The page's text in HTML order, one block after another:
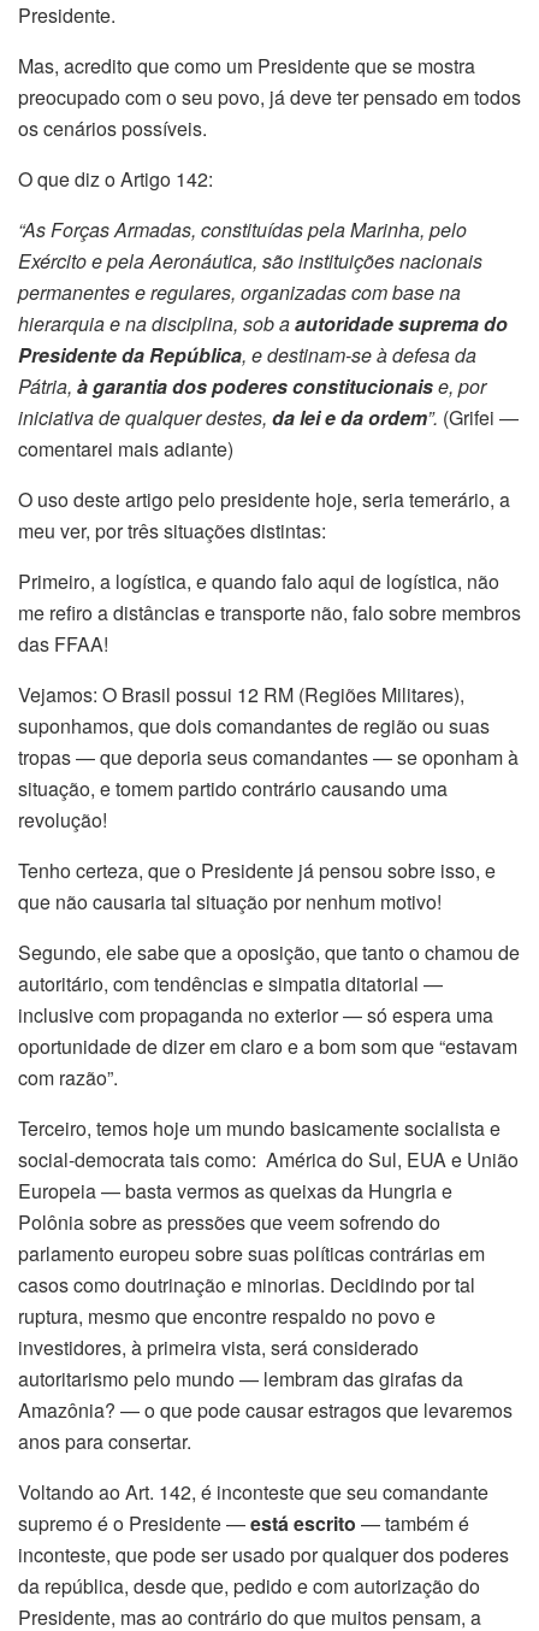
Presidente.
Mas, acredito que como um Presidente que se mostra
preocupado com o seu povo, já deve ter pensado em todos
os cenários possíveis.
O que diz o Artigo 142:
“As Forças Armadas, constituídas pela Marinha, pelo
Exército e pela Aeronáutica, são instituições nacionais
permanentes e regulares, organizadas com base na
hierarquia e na disciplina, sob aautoridade suprema do
Presidente da República, e destinam-se à defesa da
Pátria, à garantia dos poderes constitucionaise, por
iniciativa de qualquer destes, da lei e da ordem”. (Grifei —
comentarei mais adiante)
O uso deste artigo pelo presidente hoje, seria temerário, a
meu ver, por três situações distintas:
Primeiro, a logística, e quando falo aqui de logística, não
me refiro a distâncias e transporte não, falo sobre membros
das FFAA!
Vejamos: O Brasil possui 12 RM (Regiões Militares),
suponhamos, que dois comandantes de região ou suas
tropas — que deporia seus comandantes — se oponham à
situação, e tomem partido contrário causando uma
revolução!
Tenho certeza, que o Presidente já pensou sobre isso, e
que não causaria tal situação por nenhum motivo!
Segundo, ele sabe que a oposição, que tanto o chamou de
autoritário, com tendências e simpatia ditatorial —
inclusive com propaganda no exterior — só espera uma
oportunidade de dizer em claro e a bom som que “estavam
com razão”.
Terceiro, temos hoje um mundo basicamente socialista e
social-democrata tais como: América do Sul, EUA e União
Europeia — basta vermos as queixas da Hungria e
Polônia sobre as pressões que veem sofrendo do
parlamento europeu sobre suas políticas contrárias em
casos como doutrinação e minorias. Decidindo por tal
ruptura, mesmo que encontre respaldo no povo e
investidores, à primeira vista, será considerado
autoritarismo pelo mundo — lembram das girafas da
Amazônia? — o que pode causar estragos que levaremos
anos para consertar.
Voltando ao Art. 142, é inconteste que seu comandante
supremo é o Presidente —está escrito — também é
inconteste, que pode ser usado por qualquer dos poderes
da república, desde que, pedido e com autorização do
Presidente, mas ao contrário do que muitos pensam, a